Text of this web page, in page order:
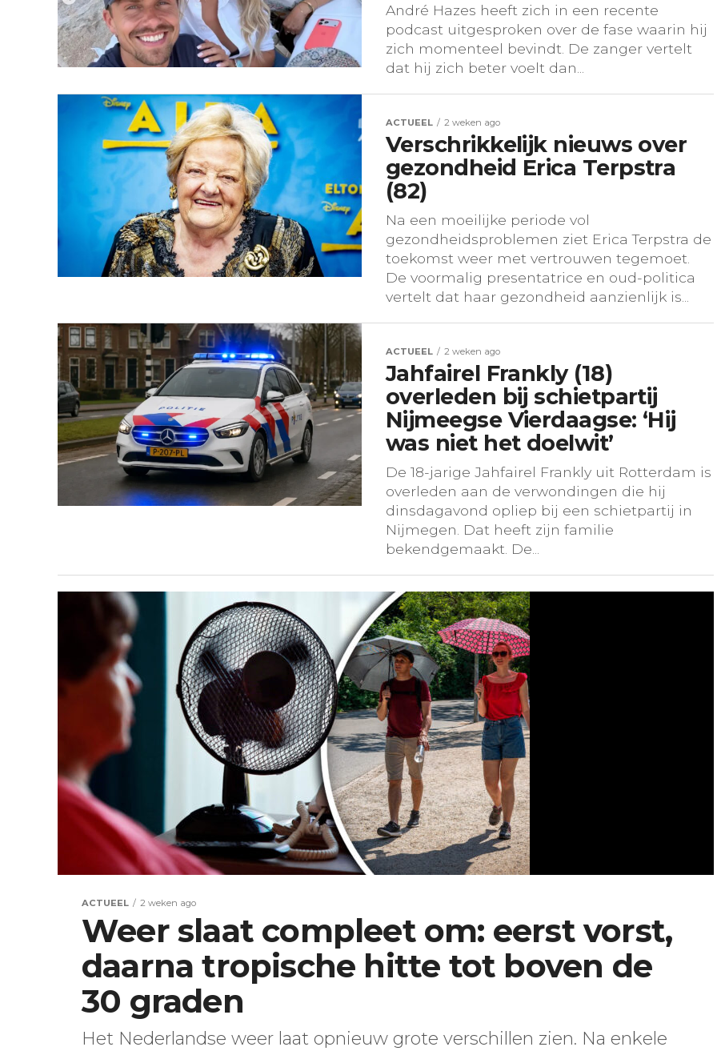
André Hazes heeft zich in een recente
podcast uitgesproken over de fase waarin hij
zich momenteel bevindt. De zanger vertelt
dat hij zich beter voelt dan...
ACTUEEL 2 weken ago
Verschrikkelijk nieuws over
gezondheid Erica Terpstra
(82)
Na een moeilijke periode vol
gezondheidsproblemen ziet Erica Terpstra de
toekomst weer met vertrouwen tegemoet.
De voormalig presentatrice en oud-politica
vertelt dat haar gezondheid aanzienlijk is...
ACTUEEL 2 weken ago
Jahfairel Frankly (18)
overleden bij schietpartij
Nijmeegse Vierdaagse: ‘Hij
was niet het doelwit’
De 18-jarige Jahfairel Frankly uit Rotterdam is
overleden aan de verwondingen die hij
dinsdagavond opliep bij een schietpartij in
Nijmegen. Dat heeft zijn familie
bekendgemaakt. De...
ACTUEEL 2 weken ago
Weer slaat compleet om: eerst vorst,
daarna tropische hitte tot boven de
30 graden
Het Nederlandse weer laat opnieuw grote verschillen zien. Na enkele